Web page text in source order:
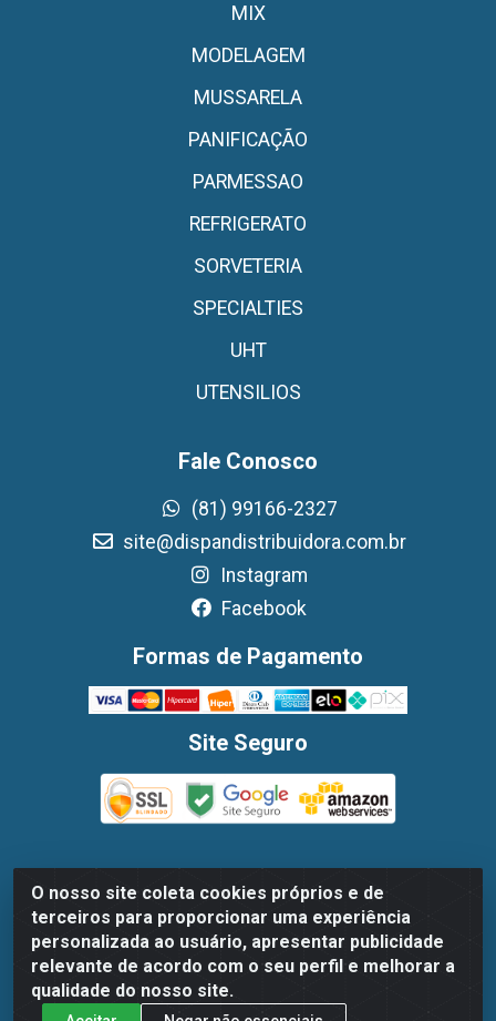
O nosso site coleta cookies próprios e de
terceiros para proporcionar uma experiência
personalizada ao usuário, apresentar publicidade
relevante de acordo com o seu perfil e melhorar a
qualidade do nosso site.
MIX
MODELAGEM
MUSSARELA
PANIFICAÇÃO
PARMESSAO
REFRIGERATO
SORVETERIA
SPECIALTIES
UHT
UTENSILIOS
Fale Conosco
(81) 99166-2327
site@dispandistribuidora.com.br
Instagram
Facebook
Formas de Pagamento
Site Seguro
Dispan Distribuidora de Alimentos LTDA - Avenida
Marechal Mascarenhas De Moraes, 1048- Imbiribeira,
Recife/PE - CEP 51.170-000 - CNPJ 30.779.584/0003-78